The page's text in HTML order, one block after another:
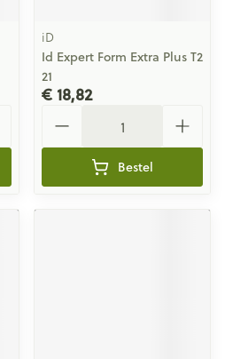
iD
Id Expert Form Extra Plus T2
21
€ 18,82
Bestel